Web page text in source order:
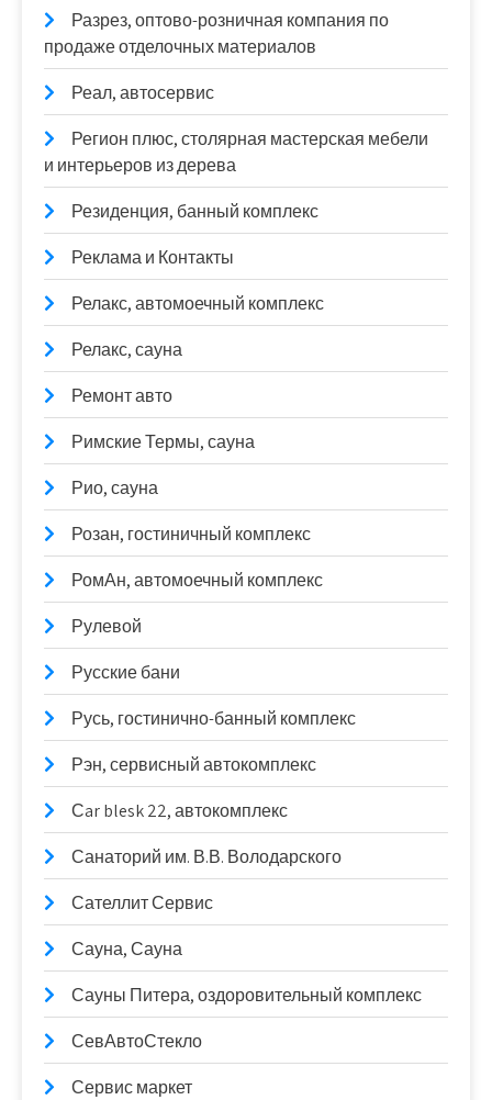
Разрез, оптово-розничная компания по
продаже отделочных материалов
Реал, автосервис
Регион плюс, столярная мастерская мебели
и интерьеров из дерева
Резиденция, банный комплекс
Реклама и Контакты
Релакс, автомоечный комплекс
Релакс, сауна
Ремонт авто
Римские Термы, сауна
Рио, сауна
Розан, гостиничный комплекс
РомАн, автомоечный комплекс
Рулевой
Русские бани
Русь, гостинично-банный комплекс
Рэн, сервисный автокомплекс
Сar blesk 22, автокомплекс
Санаторий им. В.В. Володарского
Сателлит Сервис
Сауна, Сауна
Сауны Питера, оздоровительный комплекс
СевАвтоСтекло
Сервис маркет